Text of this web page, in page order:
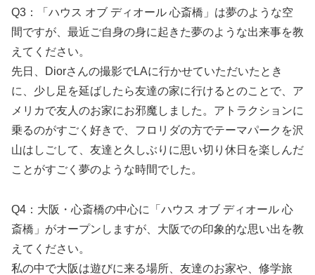
Q3：「ハウス オブ ディオール 心斎橋」は夢のような空
間ですが、最近ご自身の身に起きた夢のような出来事を教
えてください。
先日、Diorさんの撮影でLAに行かせていただいたとき
に、少し足を延ばしたら友達の家に行けるとのことで、ア
メリカで友人のお家にお邪魔しました。アトラクションに
乗るのがすごく好きで、フロリダの方でテーマパークを沢
山はしごして、友達と久しぶりに思い切り休日を楽しんだ
ことがすごく夢のような時間でした。
Q4：大阪・心斎橋の中心に「ハウス オブ ディオール 心
斎橋」がオープンしますが、大阪での印象的な思い出を教
えてください。
私の中で大阪は遊びに来る場所、友達のお家や、修学旅